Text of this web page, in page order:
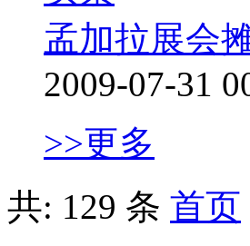
孟加拉展会
2009-07-31
>>更多
共: 129 条 首页